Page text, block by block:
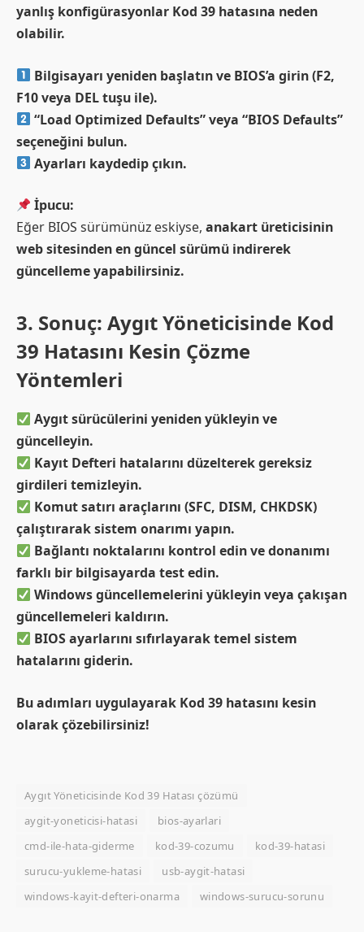
yanlış konfigürasyonlar Kod 39 hatasına neden
olabilir.
Bilgisayarı yeniden başlatın ve BIOS’a girin (F2,
F10 veya DEL tuşu ile).
“Load Optimized Defaults” veya “BIOS Defaults”
seçeneğini bulun.
Ayarları kaydedip çıkın.
İpucu:
Eğer BIOS sürümünüz eskiyse, anakart üreticisinin
web sitesinden en güncel sürümü indirerek
güncelleme yapabilirsiniz.
3. Sonuç: Aygıt Yöneticisinde Kod
39 Hatasını Kesin Çözme
Yöntemleri
Aygıt sürücülerini yeniden yükleyin ve
güncelleyin.
Kayıt Defteri hatalarını düzelterek gereksiz
girdileri temizleyin.
Komut satırı araçlarını (SFC, DISM, CHKDSK)
çalıştırarak sistem onarımı yapın.
Bağlantı noktalarını kontrol edin ve donanımı
farklı bir bilgisayarda test edin.
Windows güncellemelerini yükleyin veya çakışan
güncellemeleri kaldırın.
BIOS ayarlarını sıfırlayarak temel sistem
hatalarını giderin.
Bu adımları uygulayarak Kod 39 hatasını kesin
olarak çözebilirsiniz!
Aygıt Yöneticisinde Kod 39 Hatası çözümü
aygit-yoneticisi-hatasi
bios-ayarlari
cmd-ile-hata-giderme
kod-39-cozumu
kod-39-hatasi
surucu-yukleme-hatasi
usb-aygit-hatasi
windows-kayit-defteri-onarma
windows-surucu-sorunu